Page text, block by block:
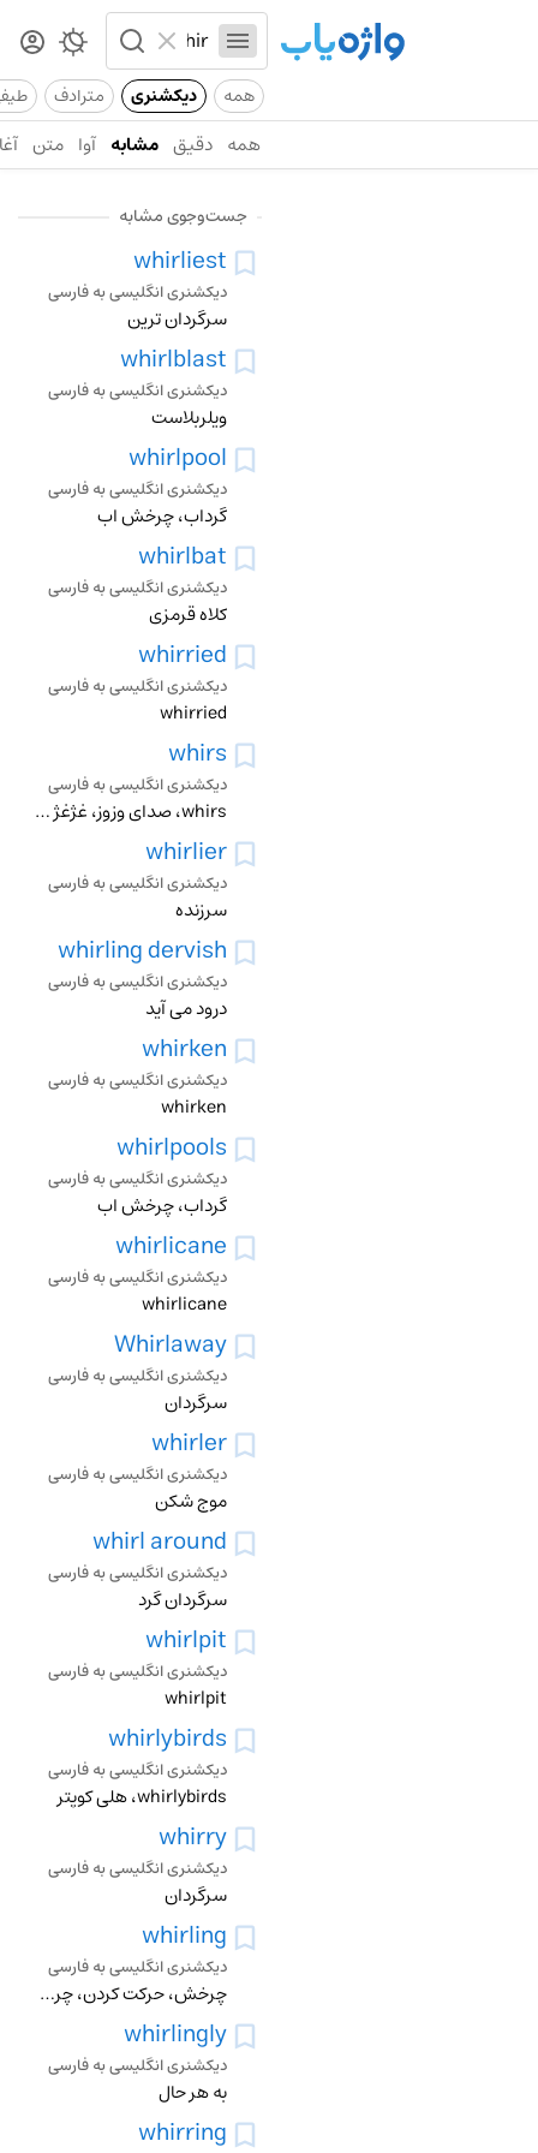
همه دیکشنری مترادف
همه دقیق مشابه آوا متن
جست‌وجوی مشابه
whirliest
دیکشنری انگلیسی به فارسی
سرگردان ترین
whirlblast
دیکشنری انگلیسی به فارسی
ویلربلاست
whirlpool
دیکشنری انگلیسی به فارسی
گرداب، چرخش اب
whirlbat
دیکشنری انگلیسی به فارسی
کلاه قرمزی
whirried
دیکشنری انگلیسی به فارسی
whirried
whirs
دیکشنری انگلیسی به فارسی
whirs، صدای وزوز، غژغژ کردن، پرواز کردن
whirlier
دیکشنری انگلیسی به فارسی
سرزنده
whirling dervish
دیکشنری انگلیسی به فارسی
درود می آید
whirken
دیکشنری انگلیسی به فارسی
whirken
whirlpools
دیکشنری انگلیسی به فارسی
گرداب، چرخش اب
whirlicane
دیکشنری انگلیسی به فارسی
whirlicane
Whirlaway
دیکشنری انگلیسی به فارسی
سرگردان
whirler
دیکشنری انگلیسی به فارسی
موج شکن
whirl around
دیکشنری انگلیسی به فارسی
سرگردان گرد
whirlpit
دیکشنری انگلیسی به فارسی
whirlpit
whirlybirds
دیکشنری انگلیسی به فارسی
whirlybirds، هلی کوپتر
whirry
دیکشنری انگلیسی به فارسی
سرگردان
whirling
دیکشنری انگلیسی به فارسی
چرخش، حرکت کردن، چرخیدن، چرخانیدن
whirlingly
دیکشنری انگلیسی به فارسی
به هر حال
whirring